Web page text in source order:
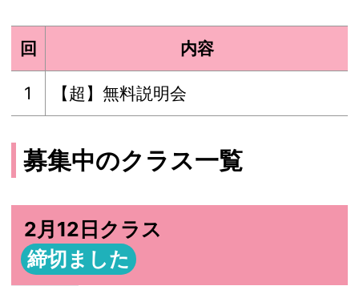
回 内容
1 【超】無料説明会
募集中のクラス一覧
2月12日クラス
締切ました